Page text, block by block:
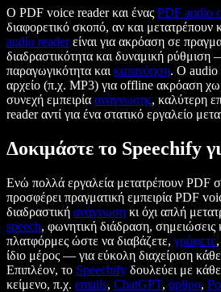
Ο PDF voice reader και ένας PDF audio
διαφορετικό σκοπό, αν και μετατρέπουν
audio readerείναι για ακρόαση σε
διαδραστικότητα και δυναμική ρύθμιση
παραγωγικότητα και κατανόηση. Ο audio
αρχείο (π.χ. MP3) για offline ακρόαση
συνεχή εμπειρία ανάγνωσης, καλύτερη
reader αντί για ένα στατικό εργαλείο
Δοκιμάστε το Speechify
Eνώ πολλά εργαλεία μετατρέπουν PDF
προσφέρει πραγματική εμπειρία PDF
διαδραστική ανάγνωση κι όχι απλή
speech, φωνητική διάδραση, σημειώσεις
πλατφόρμες ώστε να διαβάζετε, γράφετε
ίδιο μέρος — για εύκολη διαχείριση
Επιπλέον, το Speechify δουλεύει με
κείμενο, π.χ. emails, ChatGPT, άρθρα,